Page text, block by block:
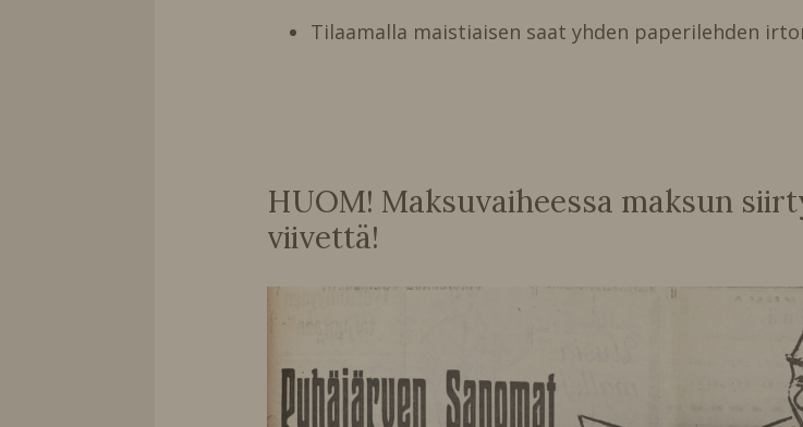
Tilaamalla maistiaisen saat yhden paperilehden
HUOM! Maksuvaiheessa maksun
viivettä!